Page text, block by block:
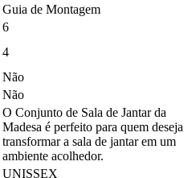
Guia de Montagem
6
4
Não
Não
O Conjunto de Sala de Jantar da
Madesa é perfeito para quem deseja
transformar a sala de jantar em um
ambiente acolhedor.
UNISSEX